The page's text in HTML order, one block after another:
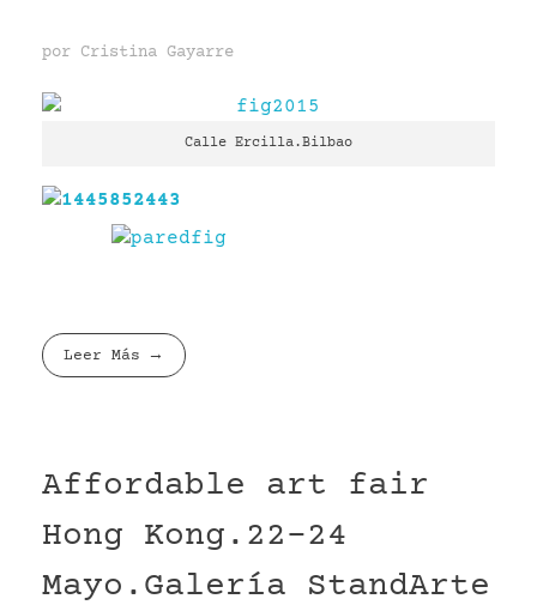
por Cristina Gayarre
Calle Ercilla.Bilbao
Leer Más
Affordable art fair
Hong Kong.22-24
Mayo.Galería StandArte